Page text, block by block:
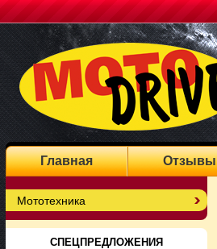
Главная Отзывы
Мототехника
СПЕЦПРЕДЛОЖЕНИЯ